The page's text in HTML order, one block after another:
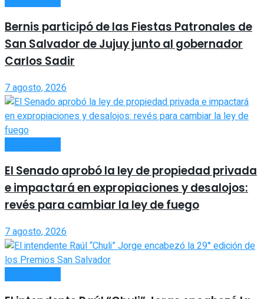
Bernis participó de las Fiestas Patronales de
San Salvador de Jujuy junto al gobernador
Carlos Sadir
7 agosto, 2026
El Senado aprobó la ley de propiedad privada
e impactará en expropiaciones y desalojos:
revés para cambiar la ley de fuego
7 agosto, 2026